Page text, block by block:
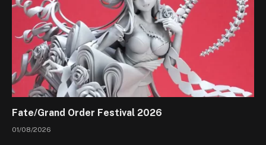
Fate/Grand Order Festival 2026
01/08/2026